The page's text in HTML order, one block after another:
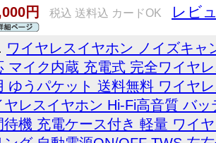
円
税込 送料込 カードOK レビ
ワイヤレスイヤホン ノイズキャ
マイク内蔵 充電式 完全ワイヤ
ゆうパケット 送料無料 ワイヤ
ヤレスイヤホン Hi-Fi高音質 バ
待機 充電ケース付き 軽量 ワイ